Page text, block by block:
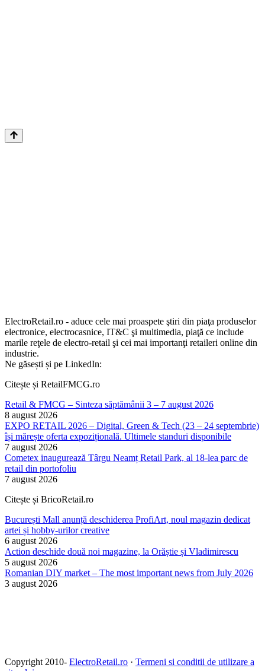
ElectroRetail.ro - aduce cele mai proaspete ştiri din piaţa produselor
electronice, electrocasnice, IT&C şi multimedia, piaţă ce include
marile reţele de electro-retail şi cei mai importanţi retaileri online din
industrie.
Ne găsești și pe LinkedIn:
Citește și RetailFMCG.ro
Retail & FMCG – Sinteza săptămânii 3 – 7 august 2026
8 august 2026
EXPO RETAIL 2026 – Digital, Green & Tech (23 – 24 septembrie)
își mărește oferta expozițională. Ultimele standuri disponibile
7 august 2026
Cometex inaugurează Târgu Neamț Retail Park, al 18-lea parc de
retail din portofoliu
7 august 2026
Citește și BricoRetail.ro
București Mall anunță deschiderea ProfiArt, noul magazin dedicat
artei și hobby-urilor creative
6 august 2026
Action deschide două noi magazine, la Orăștie și Vladimirescu
5 august 2026
Romanian DIY market – The most important news from July 2026
3 august 2026
Copyright 2010- ElectroRetail.ro · Termeni si conditii de utilizare a